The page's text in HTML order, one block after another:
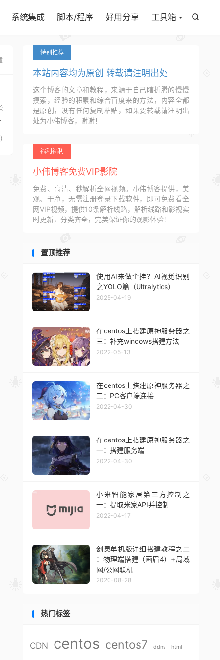

系统集成 脚本/程序 好用分享 工具箱
)
特别推荐
本站内容均为原创 转载请注明出处
这个博客的文章和教程，来源于自己瞎折腾的慢慢
摸索，经验的积累和综合百度来的方法，内容全都
是原创，没有任何复制粘贴，如果要转载请注明出
处为小伟博客，谢谢！
福利福利
小伟博客免费VIP影院
免费、高清、秒解析全网视频。小伟博客提供，美
观、干净，无需注册登录下载软件，即可免费看全
网VIP视频，提供10条解析线路，解析线路和影视实
时更新，分类齐全，完美保证你的观影体验！
置顶推荐
使用AI来做个挂？AI视觉识别
之YOLO篇（Ultralytics）
2025-04-19
在centos上搭建原神服务器之
三：补充windows搭建方法
2022-05-13
在centos上搭建原神服务器之
二：PC客户端连接
2022-04-30
在centos上搭建原神服务器之
一：搭建服务端
2022-04-30
小米智能家居第三方控制之
一：提取米家API并控制
2022-04-17
剑灵单机版详细搭建教程之二
：物理端搭建（画眉4）+局域
网/公网联机
2020-08-28
热门标签
CDN centos centos7 ddns html